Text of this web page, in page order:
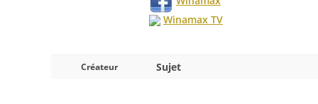
Winamax TV
Créateur Sujet